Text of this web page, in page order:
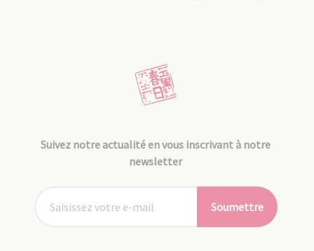
Suivez notre actualité en vous inscrivant à notre
newsletter
Soumettre